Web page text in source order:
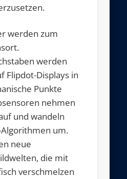
werden zum
werden
Flipdot-Displays in
Punkte
nehmen
und wandeln
um.
neue
die mit
verschmelzen